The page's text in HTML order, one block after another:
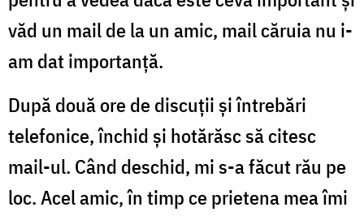
văd un mail de la un amic, mail căruia nu i-
am dat importanță.
După două ore de discuții și întrebări
telefonice, închid și hotărăsc să citesc
mail-ul. Când deschid, mi s-a făcut rău pe
loc. Acel amic, în timp ce prietena mea îmi